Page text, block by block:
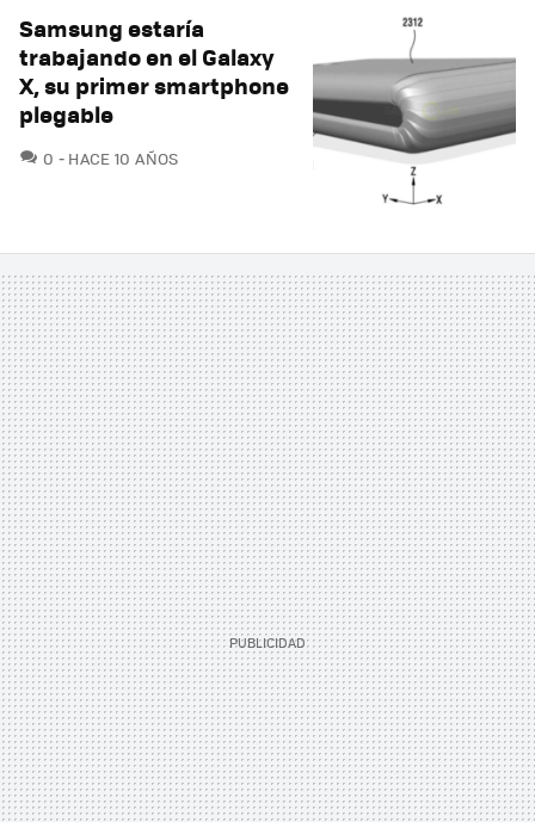
Samsung estaría
trabajando en el Galaxy
X, su primer smartphone
plegable
0 COMENTARIOS
HACE 10 AÑOS